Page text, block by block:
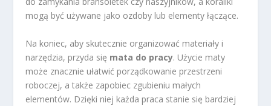
mogą być używane jako ozdoby lub elementy łączące.
Na koniec, aby skutecznie organizować materiały i
narzędzia, przyda się mata do pracy. Użycie maty
może znacznie ułatwić porządkowanie przestrzeni
roboczej, a także zapobiec zgubieniu małych
elementów. Dzięki niej każda praca stanie się bardziej